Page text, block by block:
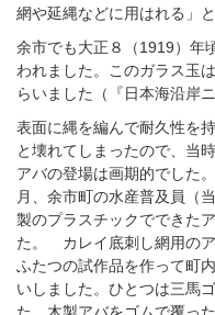
網や延縄などに用はれる」と
余市でも大正８（1919）年
われました。このガラス玉
らいました（『日本海沿岸
表面に縄を編んで耐久性を
と壊れてしまったので、当
アバの登場は画期的でした
月、余市町の水産普及員（
製のプラスチックでできた
た。 カレイ底刺し網用のア
ふたつの試作品を作って町
いしました。ひとつは三馬